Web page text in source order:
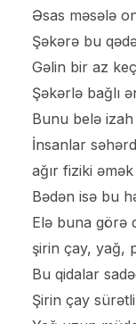
Əsas məsələ
Şəkərə bu
Gəlin bir az
Şəkərlə bağlı
Bunu belə
İnsanlar
ağır fiziki əmək
Bədən isə bu
Elə buna görə
şirin çay, yağ,
Bu qidalar
Şirin çay